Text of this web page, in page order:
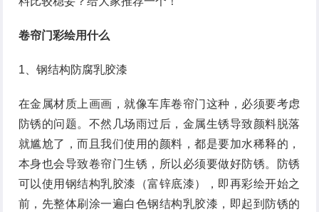
卷帘门彩绘用什么
1、钢结构防腐乳胶漆
在金属材质上画画，就像车库卷帘门这种，必须要考虑
防锈的问题。不然几场雨过后，金属生锈导致颜料脱落
就尴尬了，而且我们使用的颜料，都是要加水稀释的，
本身也会导致卷帘门生锈，所以必须要做好防锈。防锈
可以使用钢结构乳胶漆（富锌底漆），即再彩绘开始之
前，先整体刷涂一遍白色钢结构乳胶漆，即起到防锈的